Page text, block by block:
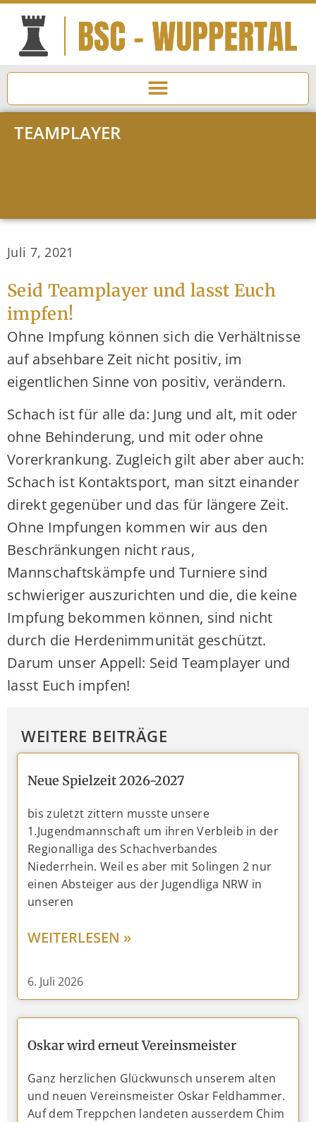
TEAMPLAYER
Juli 7, 2021
Seid Teamplayer und lasst Euch
impfen!
Ohne Impfung können sich die Verhältnisse
auf absehbare Zeit nicht positiv, im
eigentlichen Sinne von positiv, verändern.
Schach ist für alle da: Jung und alt, mit oder
ohne Behinderung, und mit oder ohne
Vorerkrankung. Zugleich gilt aber aber auch:
Schach ist Kontaktsport, man sitzt einander
direkt gegenüber und das für längere Zeit.
Ohne Impfungen kommen wir aus den
Beschränkungen nicht raus,
Mannschaftskämpfe und Turniere sind
schwieriger auszurichten und die, die keine
Impfung bekommen können, sind nicht
durch die Herdenimmunität geschützt.
Darum unser Appell: Seid Teamplayer und
lasst Euch impfen!
WEITERE BEITRÄGE
Neue Spielzeit 2026-2027
bis zuletzt zittern musste unsere
1.Jugendmannschaft um ihren Verbleib in der
Regionalliga des Schachverbandes
Niederrhein. Weil es aber mit Solingen 2 nur
einen Absteiger aus der Jugendliga NRW in
unseren
WEITERLESEN »
6. Juli 2026
Oskar wird erneut Vereinsmeister
Ganz herzlichen Glückwunsch unserem alten
und neuen Vereinsmeister Oskar Feldhammer.
Auf dem Treppchen landeten ausserdem Chim